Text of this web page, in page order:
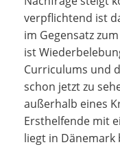
verpflichtend ist
im Gegensatz
ist
Curriculums und
schon jetzt zu
außerhalb eines
Ersthelfende mit
liegt in Dänemark